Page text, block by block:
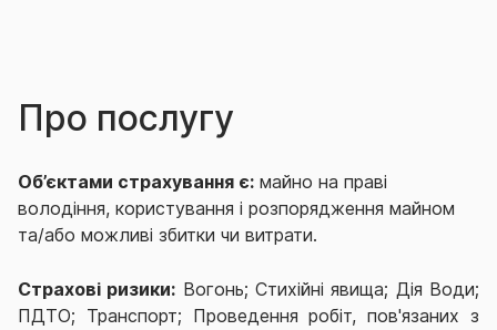
Про послугу
Об’єктами страхування є: майно на праві
володіння, користування і розпорядження майном
та/або можливі збитки чи витрати.
Страхові ризики: Вогонь; Стихійні явища; Дія Води;
ПДТО; Транспорт; Проведення робіт, пов'язаних з